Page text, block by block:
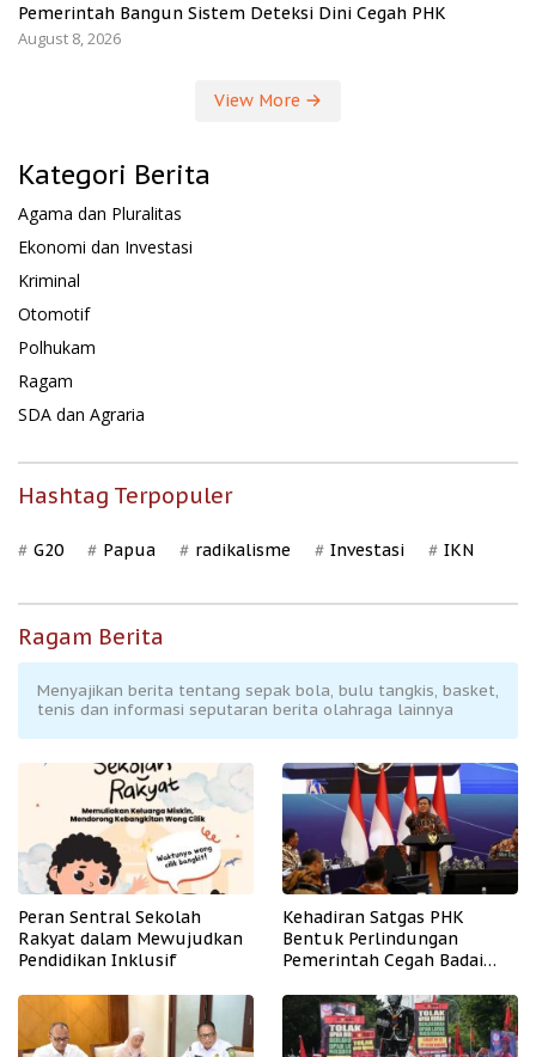
Pemerintah Bangun Sistem Deteksi Dini Cegah PHK
August 8, 2026
View More
Kategori Berita
Agama dan Pluralitas
Ekonomi dan Investasi
Kriminal
Otomotif
Polhukam
Ragam
SDA dan Agraria
Hashtag Terpopuler
G20 Papua radikalisme Investasi IKN
Ragam Berita
Menyajikan berita tentang sepak bola, bulu tangkis, basket,
tenis dan informasi seputaran berita olahraga lainnya
Peran Sentral Sekolah
Rakyat dalam Mewujudkan
Pendidikan Inklusif
Kehadiran Satgas PHK
Bentuk Perlindungan
Pemerintah Cegah Badai